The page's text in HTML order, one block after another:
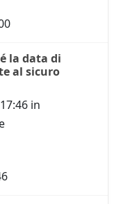
la data di
al sicuro
in